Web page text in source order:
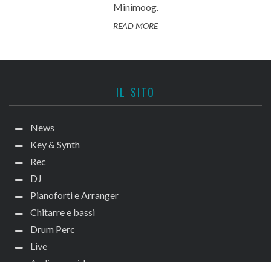
Minimoog.
READ MORE
IL SITO
News
Key & Synth
Rec
DJ
Pianoforti e Arranger
Chitarre e bassi
Drum Perc
Live